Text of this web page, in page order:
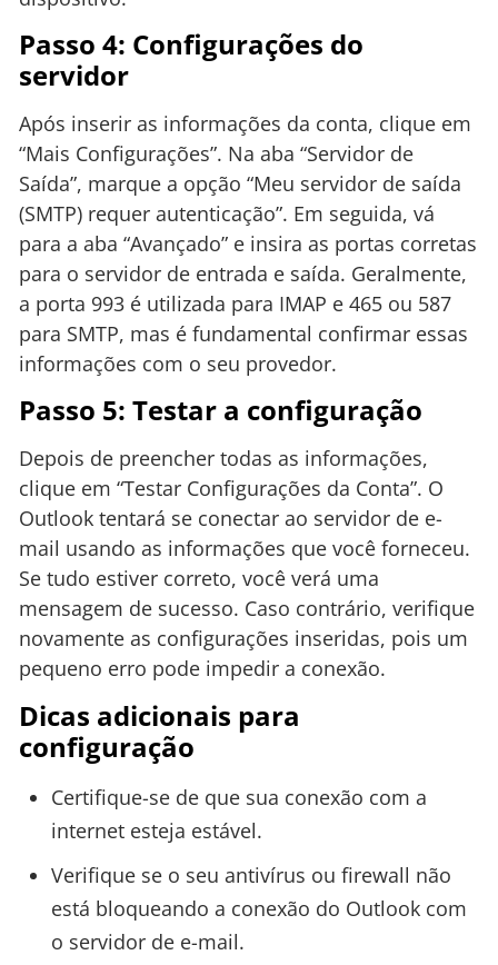
Passo 4: Configurações do
servidor
Após inserir as informações da conta, clique em
“Mais Configurações”. Na aba “Servidor de
Saída”, marque a opção “Meu servidor de saída
(SMTP) requer autenticação”. Em seguida, vá
para a aba “Avançado” e insira as portas corretas
para o servidor de entrada e saída. Geralmente,
a porta 993 é utilizada para IMAP e 465 ou 587
para SMTP, mas é fundamental confirmar essas
informações com o seu provedor.
Passo 5: Testar a configuração
Depois de preencher todas as informações,
clique em “Testar Configurações da Conta”. O
Outlook tentará se conectar ao servidor de e-
mail usando as informações que você forneceu.
Se tudo estiver correto, você verá uma
mensagem de sucesso. Caso contrário, verifique
novamente as configurações inseridas, pois um
pequeno erro pode impedir a conexão.
Dicas adicionais para
configuração
Certifique-se de que sua conexão com a
internet esteja estável.
Verifique se o seu antivírus ou firewall não
está bloqueando a conexão do Outlook com
o servidor de e-mail.